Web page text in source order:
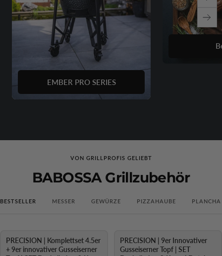
EMBER PRO SERIES
VON GRILLPROFIS GELIEBT
BABOSSA Grillzubehör
BESTSELLER MESSER GEWÜRZE PIZZAHAUBE
-17 %
PRECISION | Komplettset 4.5er
+ 9er innovativer Gusseiserner
% SALE
PRECISION | 9er Innovativer
Gusseiserner Topf | SET